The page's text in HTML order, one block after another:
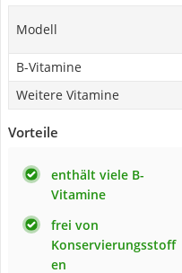
Modell
B-Vitamine
Weitere Vitamine
Vorteile
enthält viele B-
Vitamine
frei von
Konservierungsstoff
en